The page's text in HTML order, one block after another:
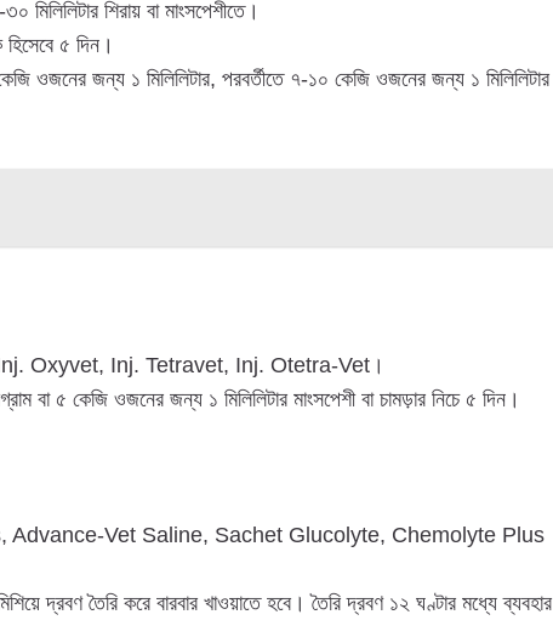
শিরায় বা মাংসপেশীতে।
হিসেবে ৫ দিন।
ওজনের জন্য ১ মিলিলিটার, পরবর্তীতে ৭-১০ কেজি ওজনের জন্য ১ মিলিলিটার
Oxyvet, Inj. Tetravet, Inj. Otetra-Vet।
বা ৫ কেজি ওজনের জন্য ১ মিলিলিটার মাংসপেশী বা চামড়ার নিচে ৫ দিন।
Advance-Vet Saline, Sachet Glucolyte, Chemolyte Plus
দ্রবণ তৈরি করে বারবার খাওয়াতে হবে। তৈরি দ্রবণ ১২ ঘণ্টার মধ্যে ব্যবহার